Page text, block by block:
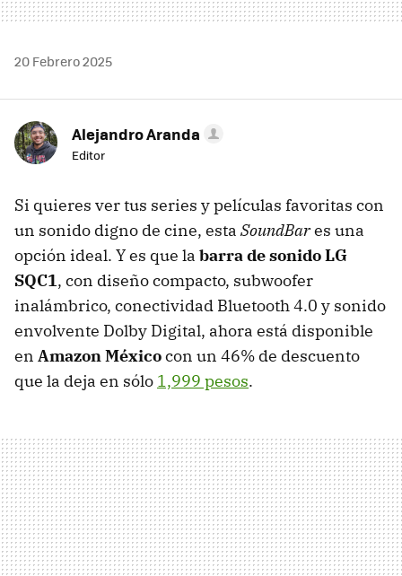
20 Febrero 2025
Alejandro Aranda
Editor
Si quieres ver tus series y películas favoritas con
un sonido digno de cine, esta SoundBares una
opción ideal. Y es que la barra de sonido LG
SQC1, con diseño compacto, subwoofer
inalámbrico, conectividad Bluetooth 4.0 y sonido
envolvente Dolby Digital, ahora está disponible
en Amazon Méxicocon un 46% de descuento
que la deja en sólo 1,999 pesos.